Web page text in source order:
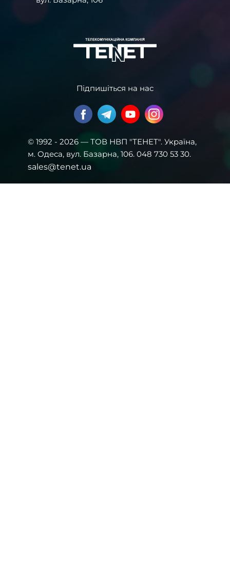
Підпишіться на нас
© 1992 - 2026 — ТОВ НВП "ТЕНЕТ". Українa,
м. Одеса, вул. Базарна, 106. 048 730 53 30.
sales@tenet.ua